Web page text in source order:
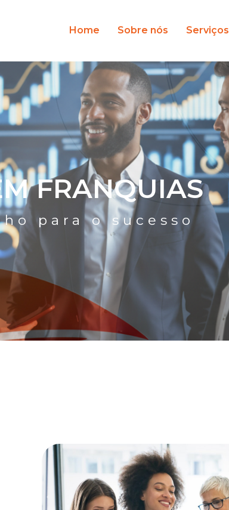
Home Sobre nós Serviços
FRANQUIAS
para o sucesso